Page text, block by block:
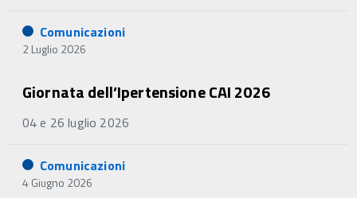
Comunicazioni
2 Luglio 2026
Giornata dell’Ipertensione CAI 2026
04 e 26 luglio 2026
Comunicazioni
4 Giugno 2026